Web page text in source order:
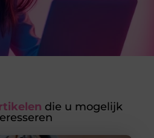
die u mogelijk